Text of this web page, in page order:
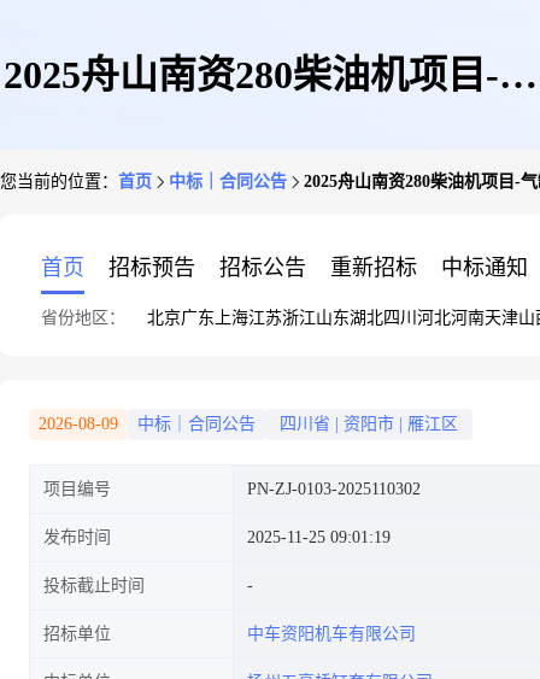
2025舟山南资280柴油机项目-气
您当前的位置： 首页 中标｜合同公告 2025舟山南资280柴油机项目-
首页 招标预告 招标公告 重新招标 中标通知
省份地区： 北京广东 上海江苏浙江山东湖北四川 河北河南天津山
2026-08-09 中标｜合同公告 四川省 资阳市 雁江区
项目编号 PN-ZJ-0103-2025110302
发布时间 2025-11-25 09:01:19
投标截止时间
招标单位 中车资阳机车有限公司